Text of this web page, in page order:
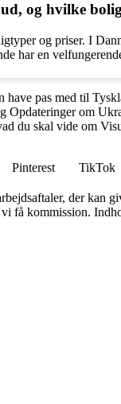
og hvilke
og priser. I
har en
have pas med til
Opdateringer om
du skal vide om
Pinterest TikTok
der kan
få kommission.